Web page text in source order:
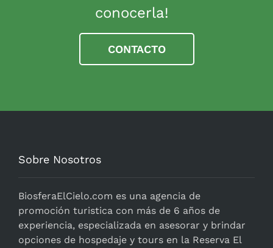
conocerla!
CONTACTO
Sobre Nosotros
BiosferaElCielo.com es una agencia de
promoción turistica con más de 6 años de
experiencia, especializada en asesorar y brindar
opciones de hospedaje y tours en la Reserva El